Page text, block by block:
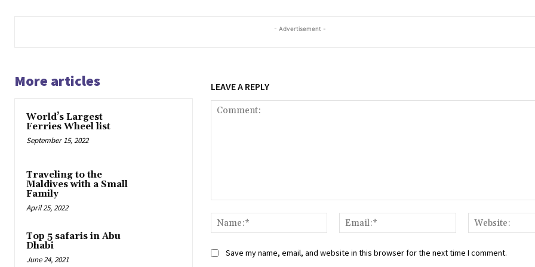
- Advertisement -
More articles
World’s Largest
Ferries Wheel list
September 15, 2022
Traveling to the
Maldives with a Small
Family
April 25, 2022
Top 5 safaris in Abu
Dhabi
June 24, 2021
LEAVE A REPLY
Name:*
Email:*
Save my name, email, and website in this browser for the next time I comment.